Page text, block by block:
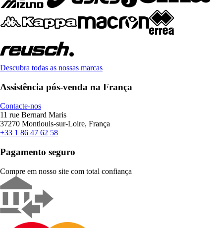
Descubra todas as nossas marcas
Assistência pós-venda na França
Contacte-nos
11 rue Bernard Maris
37270 Montlouis-sur-Loire, França
+33 1 86 47 62 58
Pagamento seguro
Compre em nosso site com total confiança